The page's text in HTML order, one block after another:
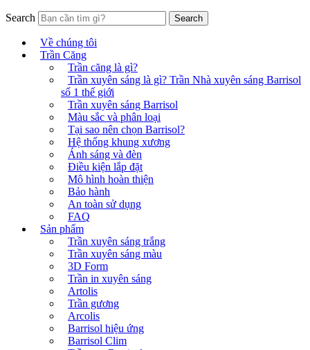
Search
Về chúng tôi
Trần Căng
Trần căng là gì?
Trần xuyên sáng là gì? Trần Nhà xuyên sáng Barrisol
số 1 thế giới
Trần xuyên sáng Barrisol
Màu sắc và phân loại
Tại sao nên chọn Barrisol?
Hệ thống khung xương
Ánh sáng và đèn
Điều kiện lắp đặt
Mô hình hoàn thiện
Bảo hành
An toàn sử dụng
FAQ
Sản phẩm
Trần xuyên sáng trắng
Trần xuyên sáng màu
3D Form
Trần in xuyên sáng
Artolis
Trần gương
Arcolis
Barrisol hiệu ứng
Barrisol Clim